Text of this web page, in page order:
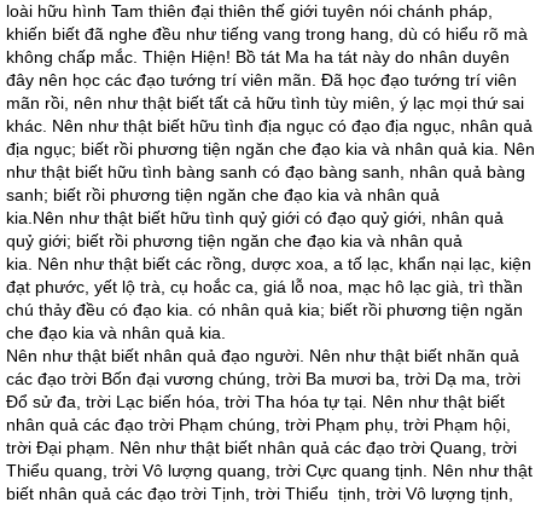
loài hữu hình Tam thiên đại thiên thế giới tuyên nói chánh pháp,
khiến biết đã nghe đều như tiếng vang trong hang, dù có hiểu rõ mà
không chấp mắc. Thiện Hiện! Bồ tát Ma ha tát này do nhân duyên
đây nên học các đạo tướng trí viên mãn. Đã học đạo tướng trí viên
mãn rồi, nên như thật biết tất cả hữu tình tùy miên, ý lạc mọi thứ sai
khác. Nên như thật biết hữu tình địa ngục có đạo địa ngục, nhân quả
địa ngục; biết rồi phương tiện ngăn che đạo kia và nhân quả kia. Nên
như thật biết hữu tình bàng sanh có đạo bàng sanh, nhân quả bàng
sanh; biết rồi phương tiện ngăn che đạo kia và nhân quả
kia.Nên như thật biết hữu tình quỷ giới có đạo quỷ giới, nhân quả
quỷ giới; biết rồi phương tiện ngăn che đạo kia và nhân quả
kia. Nên như thật biết các rồng, dược xoa, a tố lạc, khẩn nại lạc, kiện
đạt phước, yết lộ trà, cụ hoắc ca, giá lỗ noa, mạc hô lạc già, trì thần
chú thảy đều có đạo kia. có nhân quả kia; biết rồi phương tiện ngăn
che đạo kia và nhân quả kia.
Nên như thật biết nhân quả đạo người. Nên như thật biết nhãn quả
các đạo trời Bốn đại vương chúng, trời Ba mươi ba, trời Dạ ma, trời
Đổ sử đa, trời Lạc biến hóa, trời Tha hóa tự tại. Nên như thật biết
nhân quả các đạo trời Phạm chúng, trời Phạm phụ, trời Phạm hội,
trời Đại phạm. Nên như thật biết nhân quả các đạo trời Quang, trời
Thiểu quang, trời Vô lượng quang, trời Cực quang tịnh. Nên như thật
biết nhân quả các đạo trời Tịnh, trời Thiểu tịnh, trời Vô lượng tịnh,